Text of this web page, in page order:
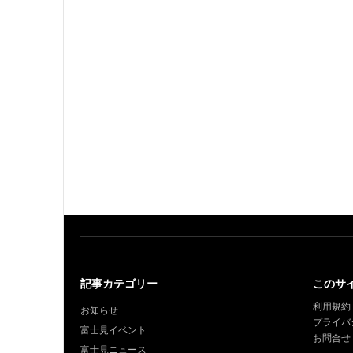
記事カテゴリー
お知らせ
富士見イベント
富士見ニュース
このサ
利用規約
プライ
お問合せ